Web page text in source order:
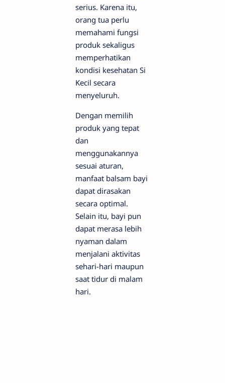
serius. Karena itu,
orang tua perlu
memahami fungsi
produk sekaligus
memperhatikan
kondisi kesehatan Si
Kecil secara
menyeluruh.
Dengan memilih
produk yang tepat
dan
menggunakannya
sesuai aturan,
manfaat balsam bayi
dapat dirasakan
secara optimal.
Selain itu, bayi pun
dapat merasa lebih
nyaman dalam
menjalani aktivitas
sehari-hari maupun
saat tidur di malam
hari.